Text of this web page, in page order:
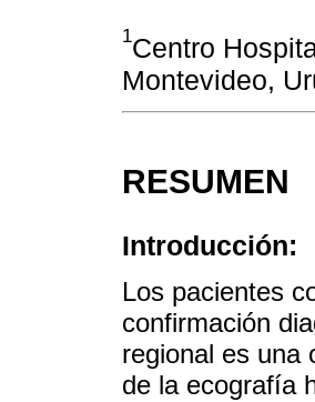
1Centro
Montevideo,
RESUMEN
Introducción:
Los pacientes
confirmación
regional es una
de la ecografía